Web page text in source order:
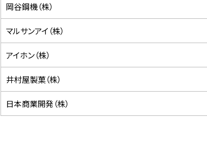
岡谷鋼機（株）
マルサンアイ（株）
アイホン（株）
井村屋製菓（株）
日本商業開発（株）